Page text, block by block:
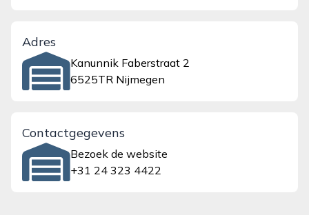
Adres
Kanunnik Faberstraat 2
6525TR Nijmegen
Contactgegevens
Bezoek de website
+31 24 323 4422